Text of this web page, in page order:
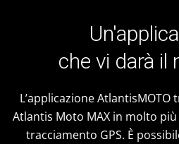
che vi darà il
L’applicazione
Atlantis Moto MAX in molto
tracciamento GPS. È